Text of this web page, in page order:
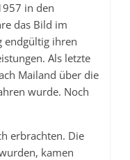
in den
das Bild im
endgültig ihren
Als letzte
Mailand über die
wurde. Noch
erbrachten. Die
kamen